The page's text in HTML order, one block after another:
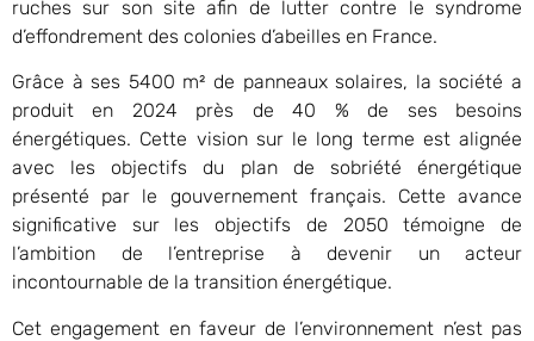
ruches sur son site afin de lutter contre le syndrome
d’effondrement des colonies d’abeilles en France.
Grâce à ses 5400 m² de panneaux solaires, la société a
produit en 2024 près de 40 % de ses besoins
énergétiques. Cette vision sur le long terme est alignée
avec les objectifs du plan de sobriété énergétique
présenté par le gouvernement français. Cette avance
significative sur les objectifs de 2050 témoigne de
l’ambition de l’entreprise à devenir un acteur
incontournable de la transition énergétique.
Cet engagement en faveur de l’environnement n’est pas